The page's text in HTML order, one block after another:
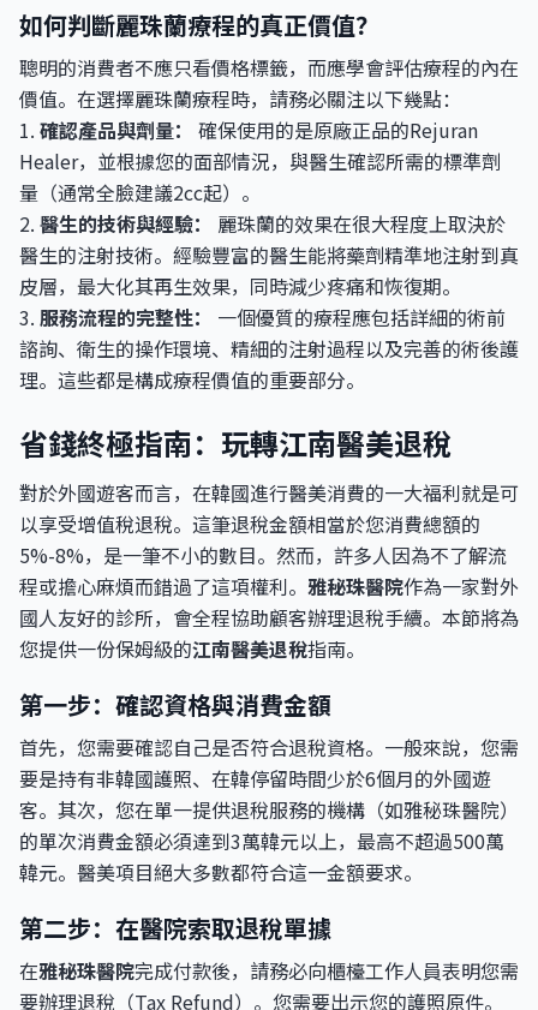
如何判斷麗珠蘭療程的真正價值？
聰明的消費者不應只看價格標籤，而應學會評估療程的內在
價值。在選擇麗珠蘭療程時，請務必關注以下幾點：
1. 確認產品與劑量：
確保使用的是原廠正品的Rejuran
Healer，並根據您的面部情況，與醫生確認所需的標準劑
量（通常全臉建議2cc起）。
2. 醫生的技術與經驗：
麗珠蘭的效果在很大程度上取決於
醫生的注射技術。經驗豐富的醫生能將藥劑精準地注射到真
皮層，最大化其再生效果，同時減少疼痛和恢復期。
3. 服務流程的完整性：
一個優質的療程應包括詳細的術前
諮詢、衛生的操作環境、精細的注射過程以及完善的術後護
理。這些都是構成療程價值的重要部分。
省錢終極指南：玩轉江南醫美退稅
對於外國遊客而言，在韓國進行醫美消費的一大福利就是可
以享受增值稅退稅。這筆退稅金額相當於您消費總額的
5%-8%，是一筆不小的數目。然而，許多人因為不了解流
程或擔心麻煩而錯過了這項權利。 雅秘珠醫院作為一家對外
國人友好的診所，會全程協助顧客辦理退稅手續。本節將為
您提供一份保姆級的江南醫美退稅指南。
第一步：確認資格與消費金額
首先，您需要確認自己是否符合退稅資格。一般來說，您需
要是持有非韓國護照、在韓停留時間少於6個月的外國遊
客。其次，您在單一提供退稅服務的機構（如雅秘珠醫院）
的單次消費金額必須達到3萬韓元以上，最高不超過500萬
韓元。醫美項目絕大多數都符合這一金額要求。
第二步：在醫院索取退稅單據
在雅秘珠醫院完成付款後，請務必向櫃檯工作人員表明您需
要辦理退稅（Tax Refund）。您需要出示您的護照原件。